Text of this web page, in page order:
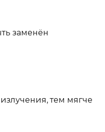
заменён
тем мягче